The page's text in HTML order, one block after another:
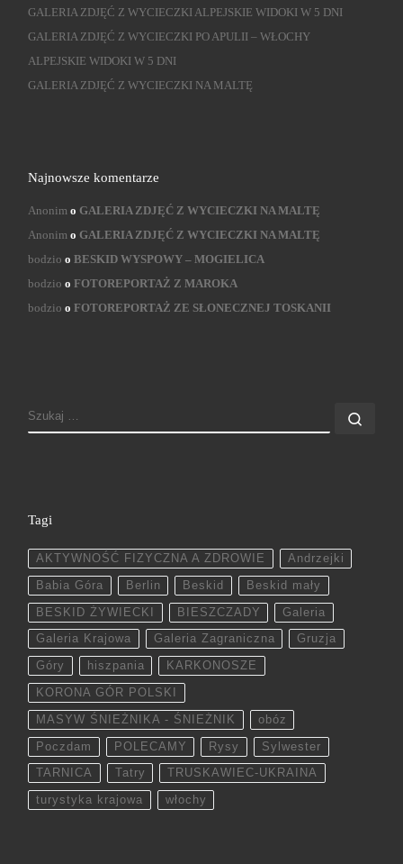
GALERIA ZDJĘĆ Z WYCIECZKI ALPEJSKIE WIDOKI W 5 DNI
GALERIA ZDJĘĆ Z WYCIECZKI PO APULII – WŁOCHY
ALPEJSKIE WIDOKI W 5 DNI
GALERIA ZDJĘĆ Z WYCIECZKI NA MALTĘ
Najnowsze komentarze
Anonimo GALERIA ZDJĘĆ Z WYCIECZKI NA MALTĘ
Anonimo GALERIA ZDJĘĆ Z WYCIECZKI NA MALTĘ
bodzio o BESKID WYSPOWY – MOGIELICA
bodzio o FOTOREPORTAŻ Z MAROKA
bodzio o FOTOREPORTAŻ ZE SŁONECZNEJ TOSKANII
SZUKAJ
Tagi
AKTYWNOŚĆ FIZYCZNA A ZDROWIE Andrzejki
Babia Góra Berlin Beskid Beskid mały
BESKID ŻYWIECKI BIESZCZADY Galeria
Galeria Krajowa Galeria Zagraniczna Gruzja
Góry hiszpania KARKONOSZE
KORONA GÓR POLSKI
MASYW ŚNIEŻNIKA - ŚNIEŻNIK obóz
Poczdam POLECAMY Rysy Sylwester
TARNICA Tatry TRUSKAWIEC-UKRAINA
turystyka krajowa włochy